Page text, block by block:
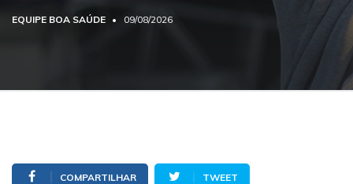
EQUIPE BOA SAÚDE 09/08/2026
COMPARTILHAR TWEET